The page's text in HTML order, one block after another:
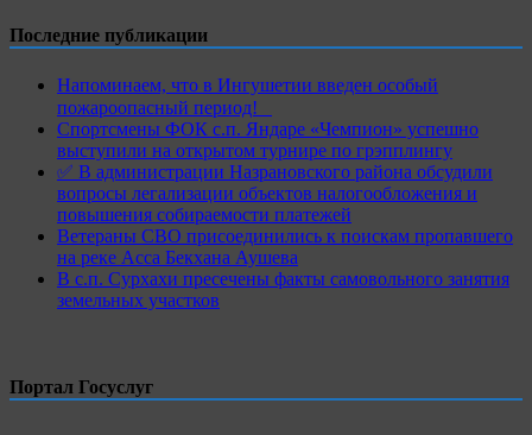
Последние публикации
Напоминаем, что в Ингушетии введен особый
пожароопасный период!⁣⁣⠀
Спортсмены ФОК с.п. Яндаре «Чемпион» успешно
выступили на открытом турнире по грэпплингу
✅ В администрации Назрановского района обсудили
вопросы легализации объектов налогообложения и
повышения собираемости платежей
Ветераны СВО присоединились к поискам пропавшего
на реке Асса Бекхана Аушева
В с.п. Сурхахи пресечены факты самовольного занятия
земельных участков
Портал Госуслуг